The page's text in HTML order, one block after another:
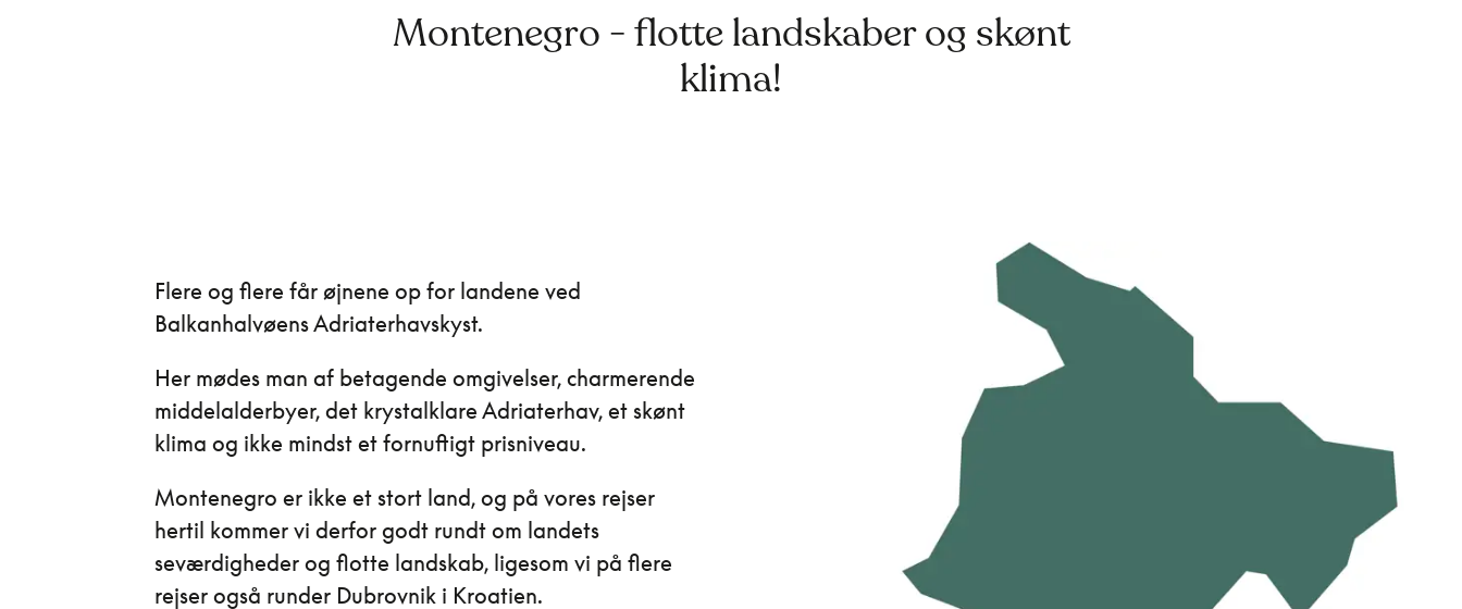
Montenegro - flotte landskaber og skønt
klima!
Flere og flere får øjnene op for landene ved
Balkanhalvøens Adriaterhavskyst.
Her mødes man af betagende omgivelser, charmerende
middelalderbyer, det krystalklare Adriaterhav, et skønt
klima og ikke mindst et fornuftigt prisniveau.
Montenegro er ikke et stort land, og på vores rejser
hertil kommer vi derfor godt rundt om landets
seværdigheder og flotte landskab, ligesom vi på flere
rejser også runder Dubrovnik i Kroatien.